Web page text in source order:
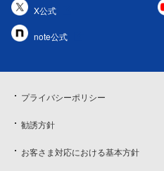
X公式
note公式
プライバシーポリシー
勧誘方針
お客さま対応における基本方針